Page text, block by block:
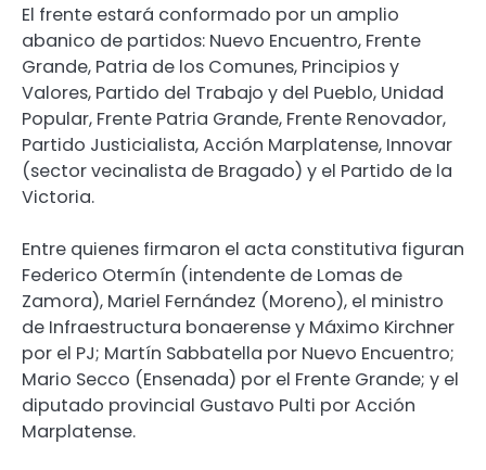
El frente estará conformado por un amplio
abanico de partidos: Nuevo Encuentro, Frente
Grande, Patria de los Comunes, Principios y
Valores, Partido del Trabajo y del Pueblo, Unidad
Popular, Frente Patria Grande, Frente Renovador,
Partido Justicialista, Acción Marplatense, Innovar
(sector vecinalista de Bragado) y el Partido de la
Victoria.
Entre quienes firmaron el acta constitutiva figuran
Federico Otermín (intendente de Lomas de
Zamora), Mariel Fernández (Moreno), el ministro
de Infraestructura bonaerense y Máximo Kirchner
por el PJ; Martín Sabbatella por Nuevo Encuentro;
Mario Secco (Ensenada) por el Frente Grande; y el
diputado provincial Gustavo Pulti por Acción
Marplatense.